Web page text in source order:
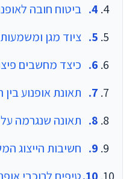
ביטוח חובה
ציוד מגן
כיצד מחשבים
תאונת אופנוע
תאונה שנגרמה
חשיבות הייצוג
טיפים לרוכבי